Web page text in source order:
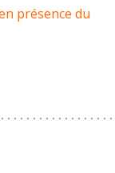
présence du